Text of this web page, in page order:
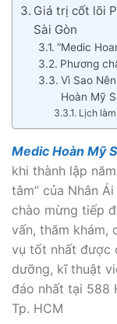
Giá trị cốt lõi
Sài Gòn
“Medic
Phương
Vì Sao
Hoàn Mỹ
Lịch
Medic Hoàn Mỹ
khi thành lập
tâm” của Nhân
chào mừng tiếp
vấn, thăm khám,
vụ tốt nhất được
dưỡng, kĩ thuật
đáo nhất tại 588
Tp. HCM